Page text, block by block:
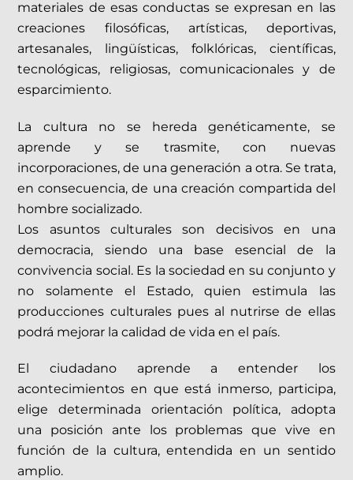
materiales de esas conductas se expresan en las
creaciones filosóficas, artísticas, deportivas,
artesanales, lingüísticas, folklóricas, científicas,
tecnológicas, religiosas, comunicacionales y de
esparcimiento.
La cultura no se hereda genéticamente, se
aprende y se trasmite, con nuevas
incorporaciones, de una generación a otra. Se trata,
en consecuencia, de una creación compartida del
hombre socializado.
Los asuntos culturales son decisivos en una
democracia, siendo una base esencial de la
convivencia social. Es la sociedad en su conjunto y
no solamente el Estado, quien estimula las
producciones culturales pues al nutrirse de ellas
podrá mejorar la calidad de vida en el país.
El ciudadano aprende a entender los
acontecimientos en que está inmerso, participa,
elige determinada orientación política, adopta
una posición ante los problemas que vive en
función de la cultura, entendida en un sentido
amplio.